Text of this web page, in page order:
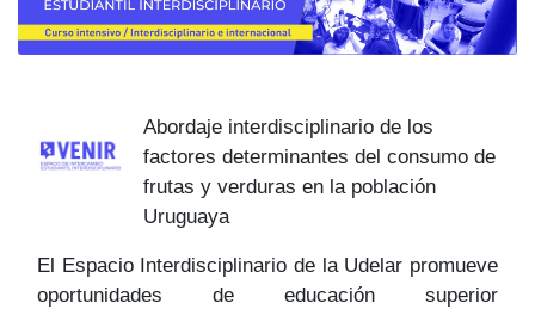
Abordaje interdisciplinario de los
factores determinantes del consumo de
frutas y verduras en la población
Uruguaya
El Espacio Interdisciplinario de la Udelar promueve
oportunidades de educación superior